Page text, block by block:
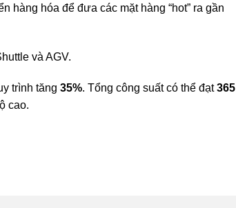
hàng hóa để đưa các mặt hàng “hot” ra gần
và AGV.
trình tăng 35%. Tổng công suất có thể đạt365
cao.